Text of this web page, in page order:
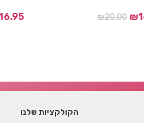
₪16.95
הקולקציות שלנו